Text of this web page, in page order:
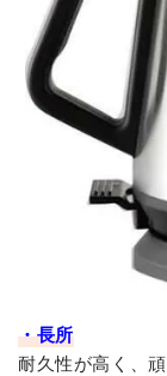
・長所
耐久性が高く、